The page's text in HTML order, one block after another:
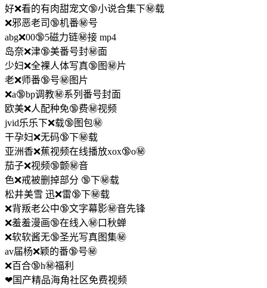
好❌看的有肉甜宠文🔞小说合集下㊙️载
❌邪恶老司🔞机番㊙️号
abg❌00🔞5磁力链㊙️接 mp4
岛奈❌津🔞美番号封㊙️面
少妇❌全裸人体写真🔞图㊙️片
老❌师番🔞号㊙️图片
❌a🔞bp调教㊙️系列番号封面
欧美❌人配种免🔞费㊙️视频
jvid乐乐下❌载🔞图包㊙️
干孕妇❌无码🔞下㊙️载
亚洲香❌蕉视频在线播放xox🔞o㊙️
茄子❌视频🔞颤㊙️音
色❌戒被删掉部分 🔞下㊙️载
松井美雪 迅❌雷🔞下㊙️载
❌背叛老公中🔞文字幕影㊙️音先锋
❌羞羞漫画🔞在线入㊙️口秋蝉
❌软软酱无🔞圣光写真图集㊙️
av届杨❌颖的番🔞号㊙️
❌百合🔞h㊙️福利
❤国产精品海角社区免费视频